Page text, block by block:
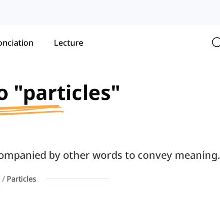
Lecture
"particles"
by other words to convey meaning.
Particles